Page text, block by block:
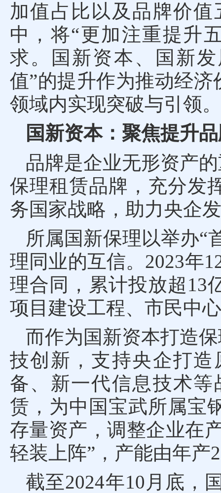
加值占比以及品牌价
中，将“更加注重提升
求。国新资本、国新
值”的提升作为推动经
领域内实现突破与引领。
国新资本：聚焦提升
品牌是企业无形资产
保理租赁品牌，充分发
务国家战略，助力央企
所属国新保理以举办“
理同业的互信。2023年
理合同，累计投放超13
项目建设工程、市民中
而作为国新资本打造
技创新，支持央企打
备、新一代信息技术
赁，为中国宝武所属宝
存量资产，调整企业在
轻装上阵”，产能由年产
截至2024年10月底，